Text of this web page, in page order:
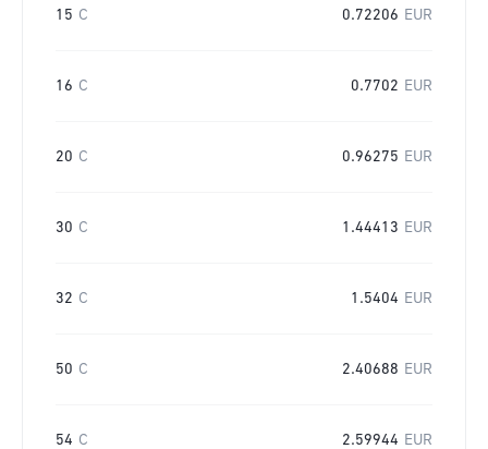
15 C 0.72206 EUR
16 C 0.7702 EUR
20 C 0.96275 EUR
30 C 1.44413 EUR
32 C 1.5404 EUR
50 C 2.40688 EUR
54 C 2.59944 EUR